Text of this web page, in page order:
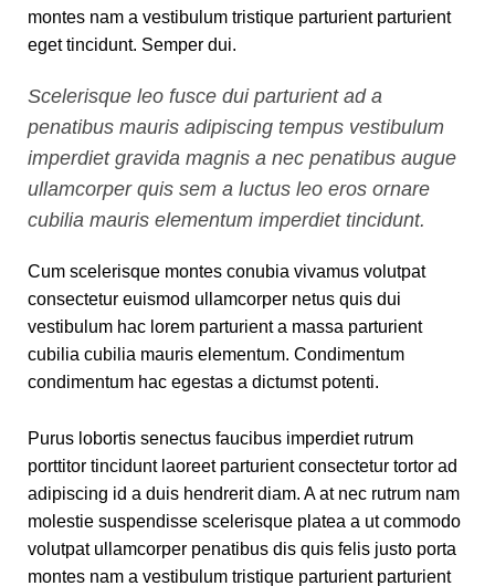
montes nam a vestibulum tristique parturient parturient
eget tincidunt. Semper dui.
Scelerisque leo fusce dui parturient ad a
penatibus mauris adipiscing tempus vestibulum
imperdiet gravida magnis a nec penatibus augue
ullamcorper quis sem a luctus leo eros ornare
cubilia mauris elementum imperdiet tincidunt.
Cum scelerisque montes conubia vivamus volutpat
consectetur euismod ullamcorper netus quis dui
vestibulum hac lorem parturient a massa parturient
cubilia cubilia mauris elementum. Condimentum
condimentum hac egestas a dictumst potenti.
Purus lobortis senectus faucibus imperdiet rutrum
porttitor tincidunt laoreet parturient consectetur tortor ad
adipiscing id a duis hendrerit diam. A at nec rutrum nam
molestie suspendisse scelerisque platea a ut commodo
volutpat ullamcorper penatibus dis quis felis justo porta
montes nam a vestibulum tristique parturient parturient